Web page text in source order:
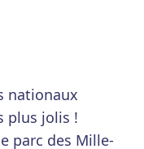
nationaux
plus jolis !
parc des Mille-